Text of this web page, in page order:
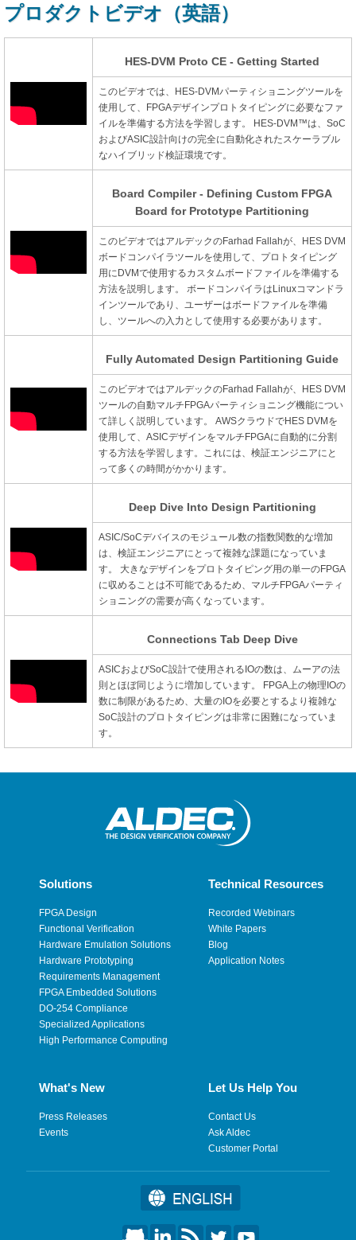
プロダクトビデオ（英語）
HES-DVM Proto CE - Getting Started
このビデオでは、HES-DVMパーティショニングツールを
使用して、FPGAデザインプロトタイピングに必要なファ
イルを準備する方法を学習します。
HES-DVM™は、SoC
およびASIC設計向けの完全に自動化されたスケーラブル
なハイブリッド検証環境です。
Board Compiler - Defining Custom FPGA
Board for Prototype Partitioning
このビデオではアルデックのFarhad Fallahが、HES DVM
ボードコンパイラツールを使用して、プロトタイピング
用にDVMで使用するカスタムボードファイルを準備する
方法を説明します。
ボードコンパイラはLinuxコマンドラ
インツールであり、ユーザーはボードファイルを準備
し、ツールへの入力として使用する必要があります。
Fully Automated Design Partitioning Guide
このビデオではアルデックのFarhad Fallahが、HES DVM
ツールの自動マルチFPGAパーティショニング機能につい
て詳しく説明しています。
AWSクラウドでHES DVMを
使用して、ASICデザインをマルチFPGAに自動的に分割
する方法を学習します。これには、検証エンジニアにと
って多くの時間がかかります。
Deep Dive Into Design Partitioning
ASIC/SoCデバイスのモジュール数の指数関数的な増加
は、検証エンジニアにとって複雑な課題になっていま
す。
大きなデザインをプロトタイピング用の単一のFPGA
に収めることは不可能であるため、マルチFPGAパーティ
ショニングの需要が高くなっています。
Connections Tab Deep Dive
ASICおよびSoC設計で使用されるIOの数は、ムーアの法
則とほぼ同じように増加しています。
FPGA上の物理IOの
数に制限があるため、大量のIOを必要とするより複雑な
SoC設計のプロトタイピングは非常に困難になっていま
す。
Solutions
FPGA Design
Functional Verification
Hardware Emulation Solutions
Hardware Prototyping
Requirements Management
FPGA Embedded Solutions
DO-254 Compliance
Specialized Applications
High Performance Computing
Technical Resources
Recorded Webinars
White Papers
Blog
Application Notes
What's New
Press Releases
Events
Let Us Help You
Contact Us
Ask Aldec
Customer Portal